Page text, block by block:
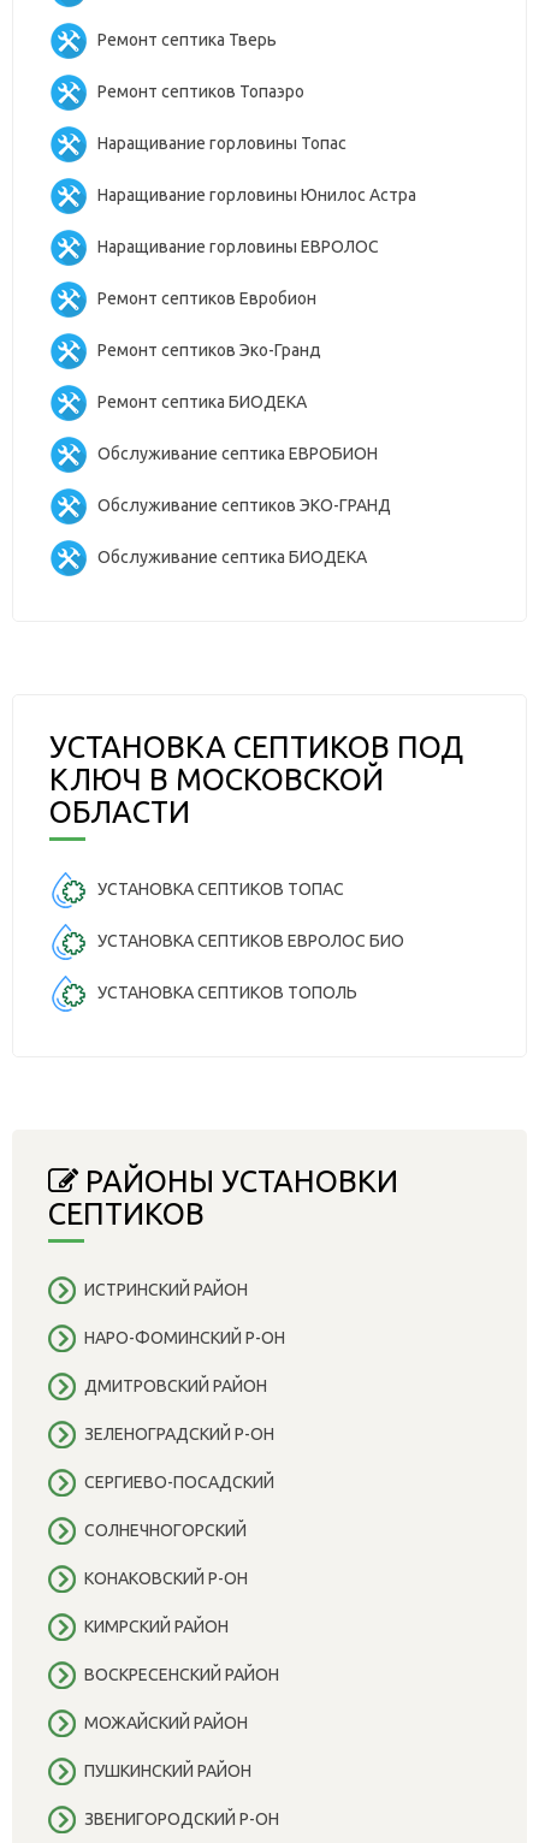
Ремонт септика Тверь
Ремонт септиков Топаэро
Наращивание горловины Топас
Наращивание горловины Юнилос Астра
Наращивание горловины ЕВРОЛОС
Ремонт септиков Евробион
Ремонт септиков Эко-Гранд
Ремонт септика БИОДЕКА
Обслуживание септика ЕВРОБИОН
Обслуживание септиков ЭКО-ГРАНД
Обслуживание септика БИОДЕКА
УСТАНОВКА СЕПТИКОВ ПОД
КЛЮЧ В МОСКОВСКОЙ
ОБЛАСТИ
УСТАНОВКА СЕПТИКОВ ТОПАС
УСТАНОВКА СЕПТИКОВ ЕВРОЛОС БИО
УСТАНОВКА СЕПТИКОВ ТОПОЛЬ
РАЙОНЫ УСТАНОВКИ
СЕПТИКОВ
ИСТРИНСКИЙ РАЙОН
НАРО-ФОМИНСКИЙ Р-ОН
ДМИТРОВСКИЙ РАЙОН
ЗЕЛЕНОГРАДСКИЙ Р-ОН
СЕРГИЕВО-ПОСАДСКИЙ
СОЛНЕЧНОГОРСКИЙ
КОНАКОВСКИЙ Р-ОН
КИМРСКИЙ РАЙОН
ВОСКРЕСЕНСКИЙ РАЙОН
МОЖАЙСКИЙ РАЙОН
ПУШКИНСКИЙ РАЙОН
ЗВЕНИГОРОДСКИЙ Р-ОН